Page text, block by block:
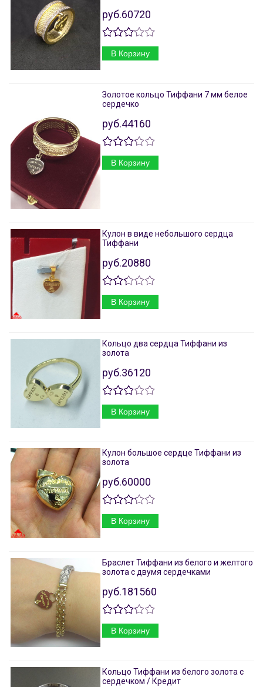
руб.60720
В Корзину
Золотое кольцо Тиффани 7 мм белое
сердечко
руб.44160
В Корзину
Кулон в виде небольшого сердца
Тиффани
руб.20880
В Корзину
Кольцо два сердца Тиффани из
золота
руб.36120
В Корзину
Кулон большое сердце Тиффани из
золота
руб.60000
В Корзину
Браслет Тиффани из белого и желтого
золота с двумя сердечками
руб.181560
В Корзину
Кольцо Тиффани из белого золота с
сердечком / Кредит